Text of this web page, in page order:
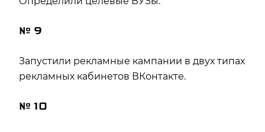
№ 9
Запустили рекламные кампании в двух типах
рекламных кабинетов ВКонтакте.
№ 10